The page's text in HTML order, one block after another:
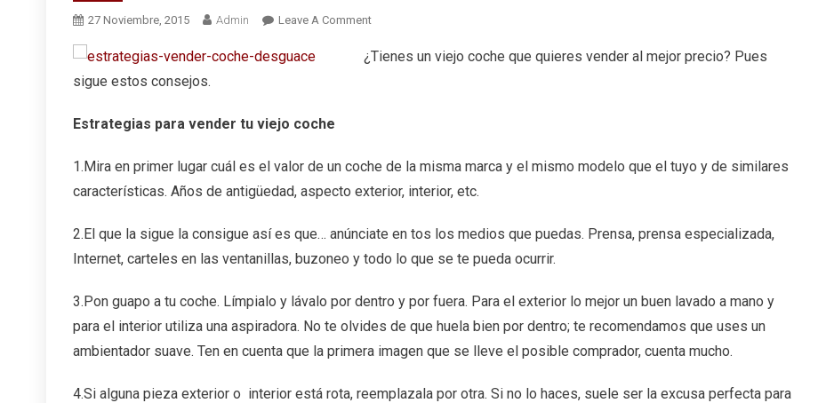
27 Noviembre, 2015 Admin Leave A CommentOn
Para
¿Tienes un viejo coche que quieres vender al mejor precio? Pues
sigue estos consejos.
Estrategias para vender tu viejo coche
1.Mira en primer lugar cuál es el valor de un coche de la misma marca y el mismo modelo que el tuyo y de similares
características. Años de antigüedad, aspecto exterior, interior, etc.
2.El que la sigue la consigue así es que… anúnciate en tos los medios que puedas. Prensa, prensa especializada,
Internet, carteles en las ventanillas, buzoneo y todo lo que se te pueda ocurrir.
3.Pon guapo a tu coche. Límpialo y lávalo por dentro y por fuera. Para el exterior lo mejor un buen lavado a mano y
para el interior utiliza una aspiradora. No te olvides de que huela bien por dentro; te recomendamos que uses un
ambientador suave. Ten en cuenta que la primera imagen que se lleve el posible comprador, cuenta mucho.
4.Si alguna pieza exterior o interior está rota, reemplazala por otra. Si no lo haces, suele ser la excusa perfecta para